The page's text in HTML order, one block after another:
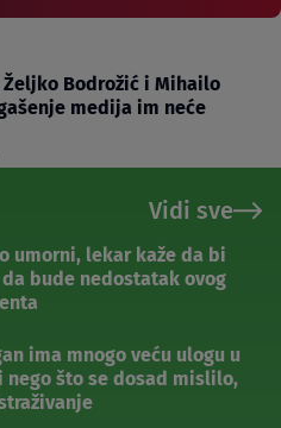
Željko Bodrožić i Mihailo
medija im neće
Vidi sve
umorni, lekar kaže da bi
bude nedostatak ovog
ima mnogo veću ulogu u
nego što se dosad mislilo,